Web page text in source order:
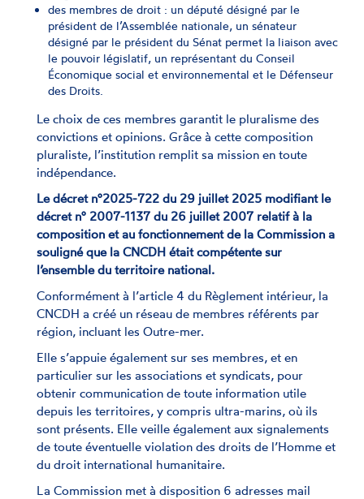
des membres de droit : un député désigné par le
président de l’Assemblée nationale, un sénateur
désigné par le président du Sénat permet la liaison avec
le pouvoir législatif, un représentant du Conseil
Économique social et environnemental et le Défenseur
des Droits.
Le choix de ces membres garantit le pluralisme des
convictions et opinions. Grâce à cette composition
pluraliste, l’institution remplit sa mission en toute
indépendance.
Le décret n°2025-722 du 29 juillet 2025 modifiant le
décret n° 2007-1137 du 26 juillet 2007 relatif à la
composition et au fonctionnement de la Commission a
souligné que la CNCDH était compétente sur
l’ensemble du territoire national.
Conformément à l’article 4 du Règlement intérieur, la
CNCDH a créé un réseau de membres référents par
région, incluant les Outre-mer.
Elle s’appuie également sur ses membres, et en
particulier sur les associations et syndicats, pour
obtenir communication de toute information utile
depuis les territoires, y compris ultra-marins, où ils
sont présents. Elle veille également aux signalements
de toute éventuelle violation des droits de l’Homme et
du droit international humanitaire.
La Commission met à disposition 6 adresses mail